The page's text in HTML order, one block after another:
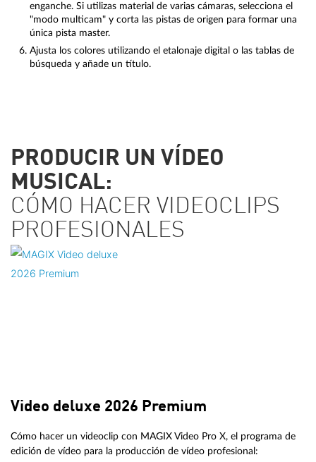
enganche. Si utilizas material de varias cámaras, selecciona el
"modo multicam" y corta las pistas de origen para formar una
única pista master.
Ajusta los colores utilizando el etalonaje digital o las tablas de
búsqueda y añade un título.
PRODUCIR UN VÍDEO
MUSICAL:
CÓMO HACER VIDEOCLIPS
PROFESIONALES
Video deluxe 2026 Premium
Cómo hacer un videoclip con MAGIX Video Pro X, el programa de
edición de vídeo para la producción de vídeo profesional: